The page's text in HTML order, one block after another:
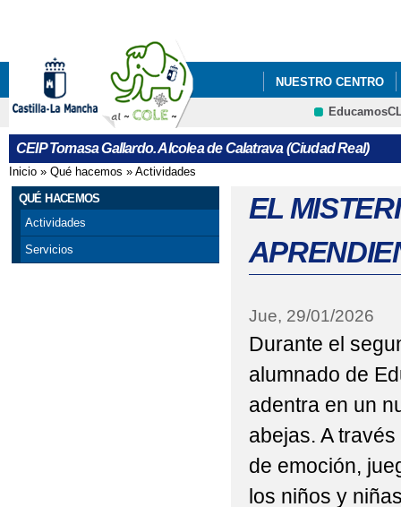
NUESTRO CENTRO
AL-COLE-@MEDIA
CIENCIA, ACTIVIDAD
DISEÑO E
SEMBRANDO
TRADICIÓN Y
UN COLE CON
CONGRESO DE
CRFP
CEIP Tomasa Gallardo. Alcolea de Calatrava (Ciudad Real)
Se encuentra usted aquí
Inicio » Qué hacemos » Actividades
QUÉ HACEMOS
Actividades
Servicios
EL
Jue, 29/01/2026
Durante el
alumnado de
adentra en un
abejas. A
de emoción,
los niños y